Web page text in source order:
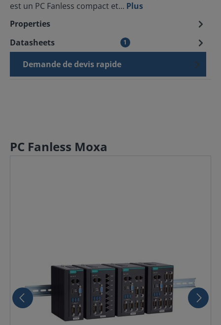
est un PC Fanless compact et… Plus
Properties
Datasheets
1
Demande de devis rapide
PC Fanless Moxa